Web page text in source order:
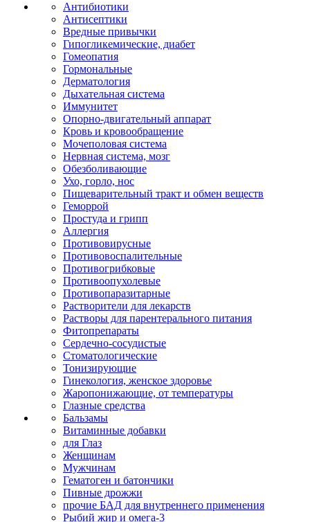
Антибиотики
Антисептики
Вредные привычки
Гипогликемические, диабет
Гомеопатия
Гормональные
Дерматология
Дыхательная система
Иммунитет
Опорно-двигательный аппарат
Кровь и кровообращение
Мочеполовая система
Нервная система, мозг
Обезболивающие
Ухо, горло, нос
Пищеварительный тракт и обмен веществ
Геморрой
Простуда и грипп
Аллергия
Противовирусные
Противовоспалительные
Противогрибковые
Противоопухолевые
Противопаразитарные
Растворители для лекарств
Растворы для парентерального питания
Фитопрепараты
Сердечно-сосудистые
Стоматологические
Тонизирующие
Гинекология, женское здоровье
Жаропонижающие, от температуры
Глазные средства
Бальзамы
Витаминные добавки
для Глаз
Женщинам
Мужчинам
Гематоген и батончики
Пивные дрожжи
прочие БАД для внутреннего применения
Рыбий жир и омега-3